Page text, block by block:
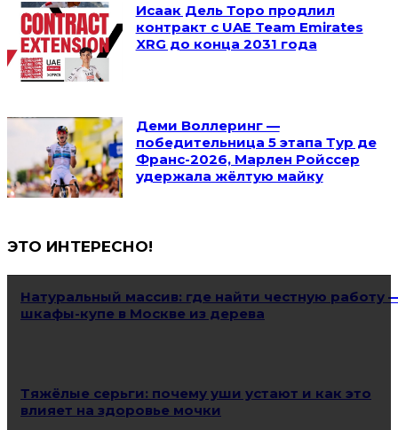
Исаак Дель Торо продлил
контракт с UAE Team Emirates
XRG до конца 2031 года
Деми Воллеринг —
победительница 5 этапа Тур де
Франс-2026, Марлен Ройссер
удержала жёлтую майку
ЭТО ИНТЕРЕСНО!
Натуральный массив: где найти честную работу
шкафы-купе в Москве из дерева
Тяжёлые серьги: почему уши устают и как это
влияет на здоровье мочки